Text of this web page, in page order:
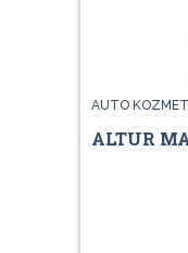
AUTO
ALTUR